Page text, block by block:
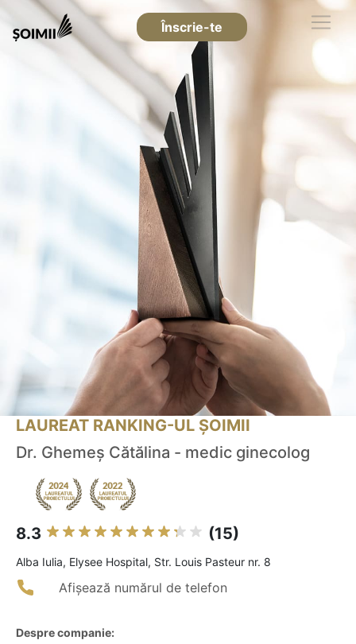
Înscrie-te
LAUREAT RANKING-UL ȘOIMII
Dr. Ghemeș Cătălina - medic ginecolog
8.3 (15)
Alba Iulia, Elysee Hospital, Str. Louis Pasteur nr. 8
Afișează numărul de telefon
Despre companie: